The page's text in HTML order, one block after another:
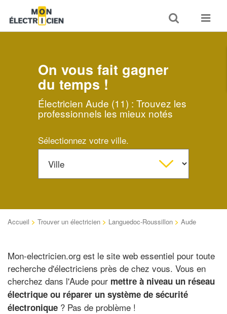
Toggle
search
Toggle
On vous fait gagner
du temps !
Électricien Aude (11) : Trouvez les
professionnels les mieux notés
Sélectionnez votre ville.
Accueil > Trouver un électricien > Languedoc-Roussillon > Aude
Mon-electricien.org est le site web essentiel pour toute
recherche d'électriciens près de chez vous. Vous en
cherchez dans l'Aude pour mettre à niveau un réseau
électrique ou réparer un système de sécurité
électronique ? Pas de problème !